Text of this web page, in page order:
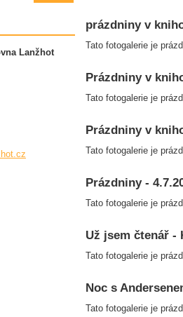
prázdniny v
Tato fotogalerie je
Prázdniny v
Tato fotogalerie je
Prázdniny v
Tato fotogalerie je
Prázdniny -
Tato fotogalerie je
Už jsem čtenář -
Tato fotogalerie je
Noc s
Tato fotogalerie je
Lanžhot
.cz